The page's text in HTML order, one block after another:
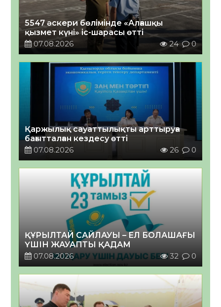
5547 әскери бөлімінде «Алғашқы
қызмет күні» іс-шарасы өтті
07.08.2026
24 0
Қаржылық сауаттылықты арттыруға
бағытталған кездесу өтті
07.08.2026
26 0
ҚҰРЫЛТАЙ САЙЛАУЫ – ЕЛ БОЛАШАҒЫ
ҮШІН ЖАУАПТЫ ҚАДАМ
07.08.2026
32 0